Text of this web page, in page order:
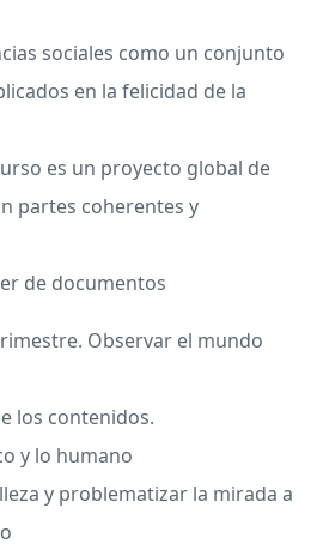
sociales como un conjunto
en la felicidad de la
es un proyecto global de
partes coherentes y
de documentos
Observar el mundo
los contenidos.
y lo humano
y problematizar la mirada a